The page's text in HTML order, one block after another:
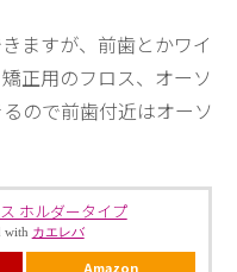
ますが、前歯とかワイ
正用のフロス、オーソ
ので前歯付近はオーソ
ホルダータイプ
with カエレバ
Amazon